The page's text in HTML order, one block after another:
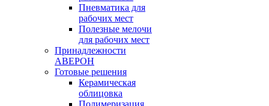
Пневматика для
рабочих мест
Полезные мелочи
для рабочих мест
Принадлежности
АВЕРОН
Готовые решения
Керамическая
облицовка
Полимеризация